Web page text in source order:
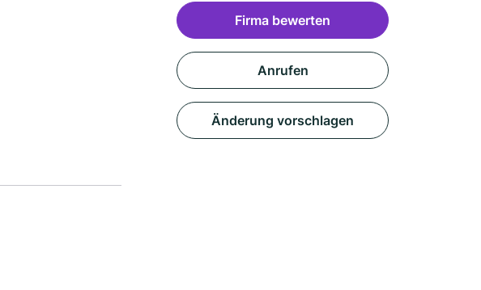
Firma bewerten
Anrufen
Änderung vorschlagen